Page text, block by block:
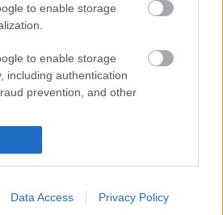
to enable storage
to enable storage
including authentication
prevention, and other
Data Access Privacy Policy
Kisfiúk, Kábelok
14. (péntek) 21.00